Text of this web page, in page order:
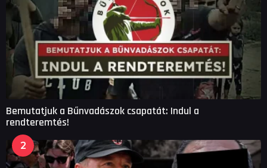
Bemutatjuk a Bűnvadászok csapatát: Indul a
rendteremtés!
2